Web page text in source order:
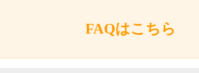
FAQはこちら